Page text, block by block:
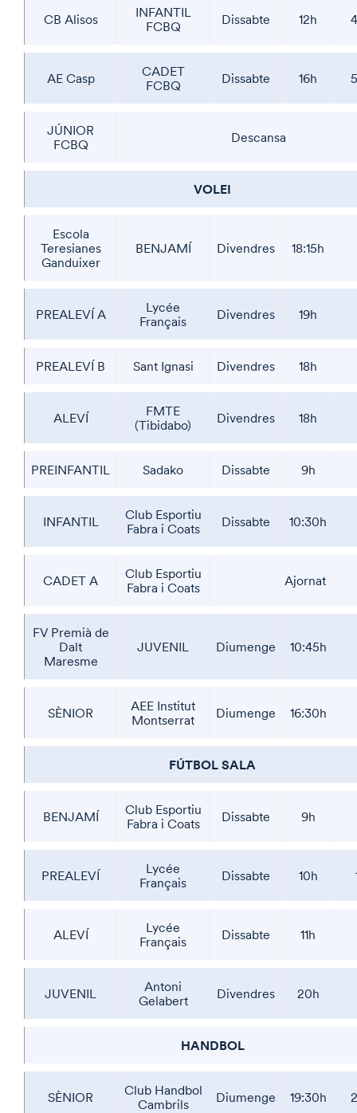
CB Alisos
INFANTIL
FCBQ
Dissabte 12h
AE Casp
CADET
FCBQ
Dissabte 16h
JÚNIOR
FCBQ
Descansa
VOLEI
Escola
Teresianes
Ganduixer
BENJAMÍ Divendres 18:15h
PREALEVÍ A
Lycée
Français
Divendres 19h
PREALEVÍ B Sant Ignasi Divendres 18h
ALEVÍ
FMTE
(Tibidabo)
Divendres 18h
PREINFANTIL Sadako Dissabte 9h
INFANTIL
Club Esportiu
Fabra i Coats
Dissabte 10:30h
CADET A
Club Esportiu
Fabra i Coats
Ajornat
FV Premià de
Dalt
Maresme
JUVENIL Diumenge 10:45h
SÈNIOR
AEE Institut
Montserrat
Diumenge 16:30h
FÚTBOL SALA
BENJAMÍ
Club Esportiu
Fabra i Coats
Dissabte 9h
PREALEVÍ
Lycée
Français
Dissabte 10h
ALEVÍ
Lycée
Français
Dissabte 11h
JUVENIL
Antoni
Gelabert
Divendres 20h
HANDBOL
SÈNIOR
Club Handbol
Cambrils
Diumenge 19:30h